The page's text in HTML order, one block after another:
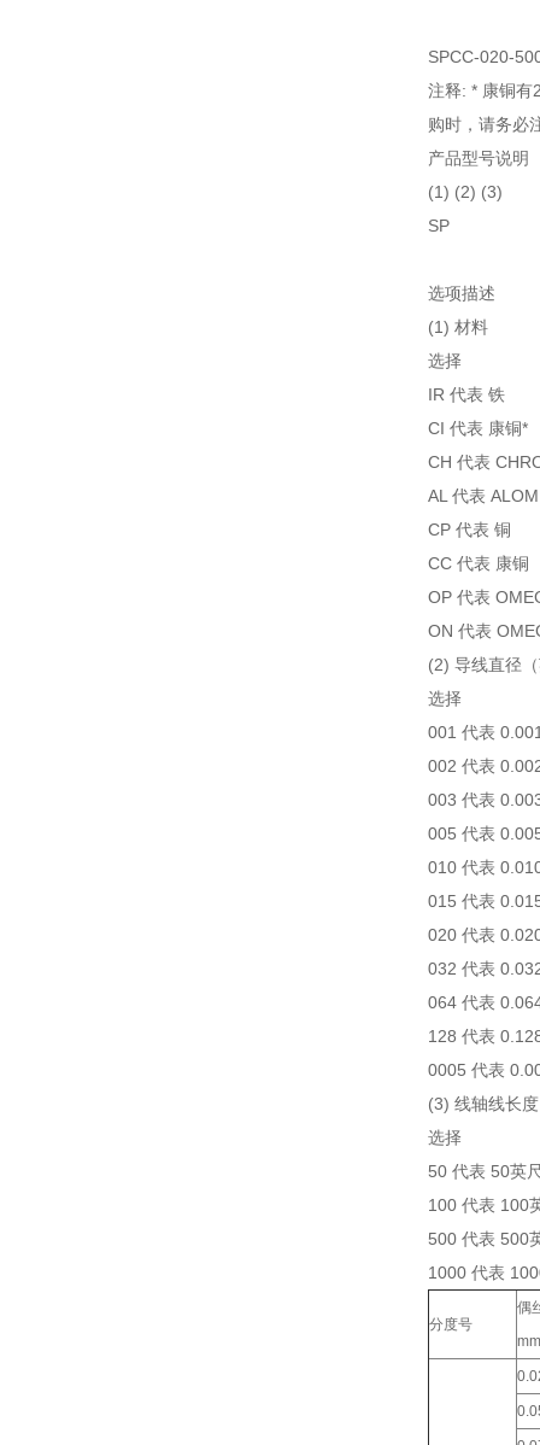
SPCC-020-
注释: * 康铜有
购时，请务必
产品型号说明
(1) (2) (3)
SP
选项描述
(1) 材料
选择
IR 代表 铁
CI 代表 康铜*
CH 代表
AL 代表
CP 代表 铜
CC 代表 康铜
OP 代表
ON 代表
(2) 导线直径
选择
001 代表
002 代表
003 代表
005 代表
010 代表
015 代表
020 代表
032 代表
064 代表
128 代表
0005 代表
(3) 线轴线长度
选择
50 代表 50英
100 代表 100
500 代表 500
1000 代表
分度号
偶